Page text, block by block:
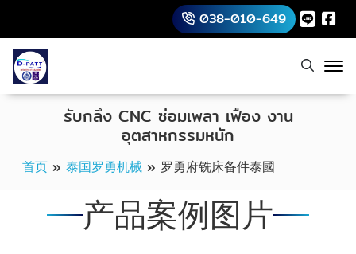
038-010-649
首页 » 泰国罗勇机械 » 罗勇府铣床备件泰國
รับกลึง CNC ซ่อมเพลา เฟือง งาน
อุตสาหกรรมหนัก
产品案例图片